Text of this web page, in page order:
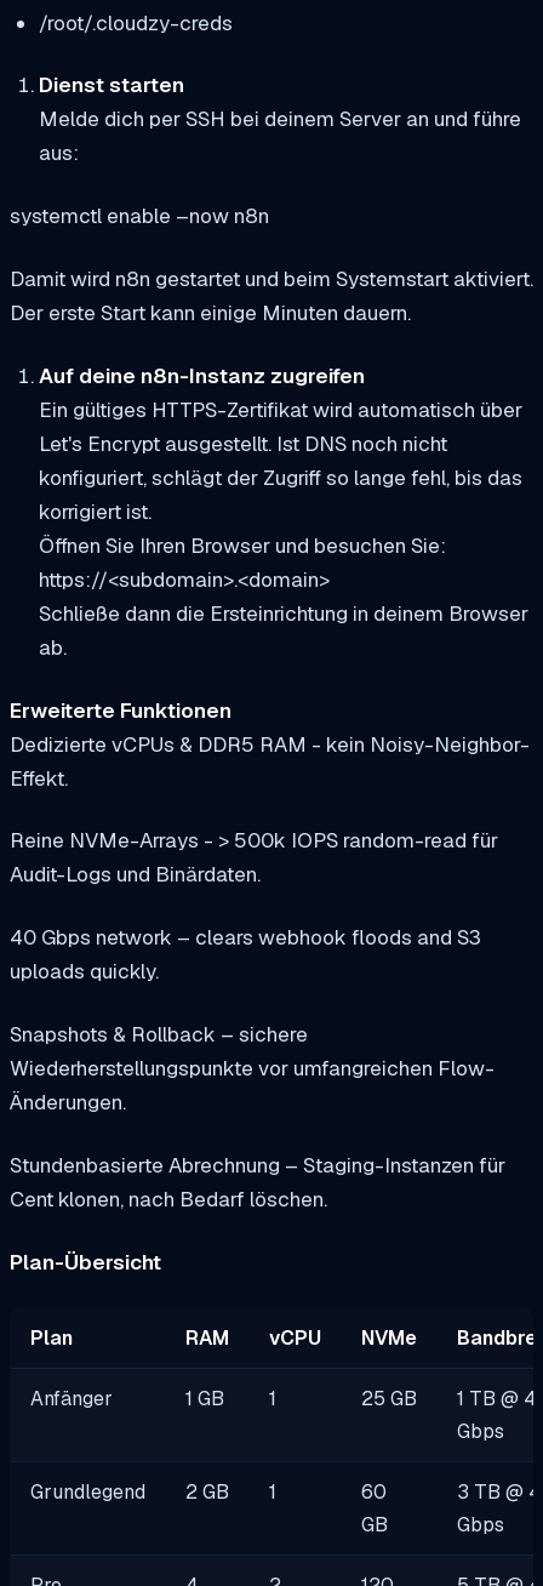
/root/.cloudzy-creds
Dienst starten
Melde dich per SSH bei deinem Server an und führe
aus:
systemctl enable –now n8n
Damit wird n8n gestartet und beim Systemstart aktiviert.
Der erste Start kann einige Minuten dauern.
Auf deine n8n-Instanz zugreifen
Ein gültiges HTTPS-Zertifikat wird automatisch über
Let's Encrypt ausgestellt. Ist DNS noch nicht
konfiguriert, schlägt der Zugriff so lange fehl, bis das
korrigiert ist.
Öffnen Sie Ihren Browser und besuchen Sie:
https://<subdomain>.<domain>
Schließe dann die Ersteinrichtung in deinem Browser
ab.
Erweiterte Funktionen
Dedizierte vCPUs & DDR5 RAM - kein Noisy-Neighbor-
Effekt.
Reine NVMe-Arrays - > 500k IOPS random-read für
Audit-Logs und Binärdaten.
40 Gbps network – clears webhook floods and S3
uploads quickly.
Snapshots & Rollback – sichere
Wiederherstellungspunkte vor umfangreichen Flow-
Änderungen.
Stundenbasierte Abrechnung – Staging-Instanzen für
Cent klonen, nach Bedarf löschen.
Plan-Übersicht
Plan RAM vCPU NVMe
Anfänger 1 GB 1 25 GB
1 TB @
Gbps
Grundlegend 2 GB 1
60
GB
3 TB @
Gbps